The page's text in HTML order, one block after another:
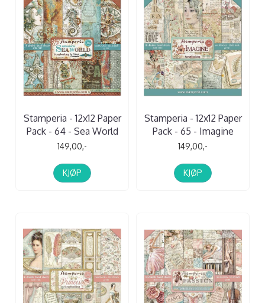
Stamperia - 12x12 Paper
Pack - 64 - Sea World
149,00,-
KJØP
Stamperia - 12x12 Paper
Pack - 65 - Imagine
149,00,-
KJØP